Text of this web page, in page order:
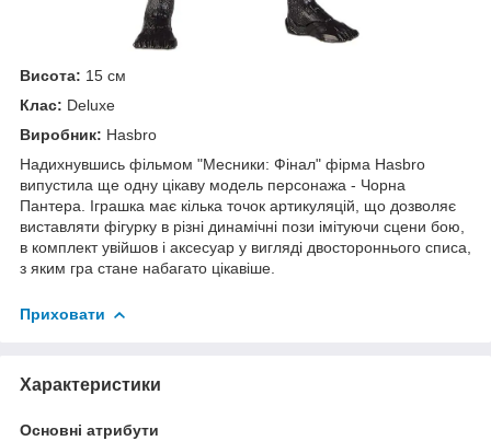
Висота: 15 см
Клас: Deluxe
Виробник: Hasbro
Надихнувшись фільмом "Месники: Фінал" фірма Hasbro
випустила ще одну цікаву модель персонажа - Чорна
Пантера. Іграшка має кілька точок артикуляцій, що дозволяє
виставляти фігурку в різні динамічні пози імітуючи сцени бою,
в комплект увійшов і аксесуар у вигляді двостороннього списа,
з яким гра стане набагато цікавіше.
Приховати
Характеристики
Основні атрибути